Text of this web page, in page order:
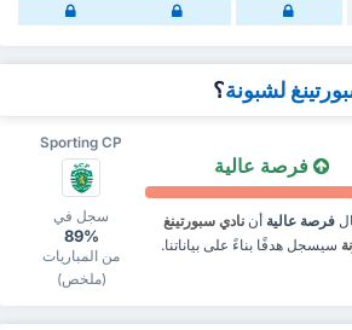
لشبونة؟
Sporting CP
سجل في
89%
من المباريات
(ملخص)
فرصة عالية
فرصة عالية أننادي سبورتينغ
سيسجل هدفًا بناءً على بياناتنا.